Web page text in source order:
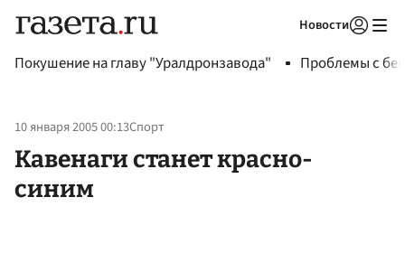
Новости
Покушение на главу "Уралдронзавода" Проблемы с
10 января 2005 00:13Спорт
Кавенаги станет красно-
синим